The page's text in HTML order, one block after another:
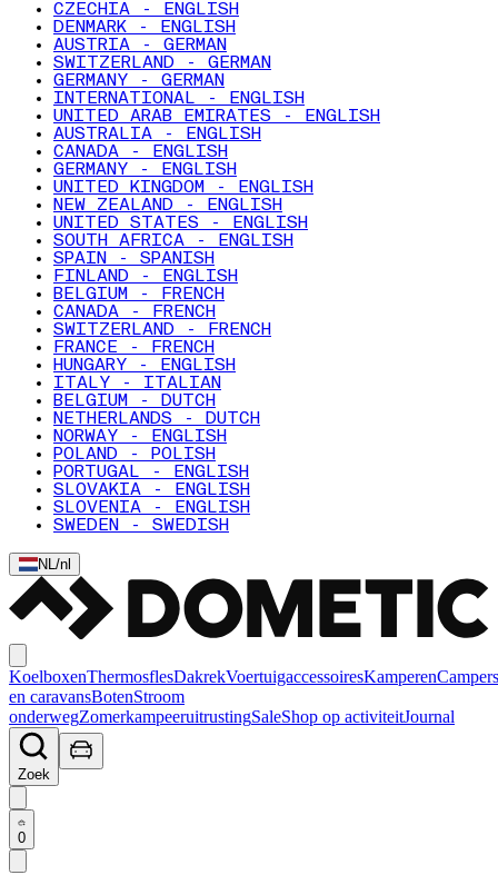
CZECHIA - ENGLISH
DENMARK - ENGLISH
AUSTRIA - GERMAN
SWITZERLAND - GERMAN
GERMANY - GERMAN
INTERNATIONAL - ENGLISH
UNITED ARAB EMIRATES - ENGLISH
AUSTRALIA - ENGLISH
CANADA - ENGLISH
GERMANY - ENGLISH
UNITED KINGDOM - ENGLISH
NEW ZEALAND - ENGLISH
UNITED STATES - ENGLISH
SOUTH AFRICA - ENGLISH
SPAIN - SPANISH
FINLAND - ENGLISH
BELGIUM - FRENCH
CANADA - FRENCH
SWITZERLAND - FRENCH
FRANCE - FRENCH
HUNGARY - ENGLISH
ITALY - ITALIAN
BELGIUM - DUTCH
NETHERLANDS - DUTCH
NORWAY - ENGLISH
POLAND - POLISH
PORTUGAL - ENGLISH
SLOVAKIA - ENGLISH
SLOVENIA - ENGLISH
SWEDEN - SWEDISH
NL/nl
KoelboxenThermosflesDakrekVoertuigaccessoiresKamperenCampers
en caravansBotenStroom
onderwegZomerkampeeruitrustingSaleShop op activiteitJournal
Zoek
0